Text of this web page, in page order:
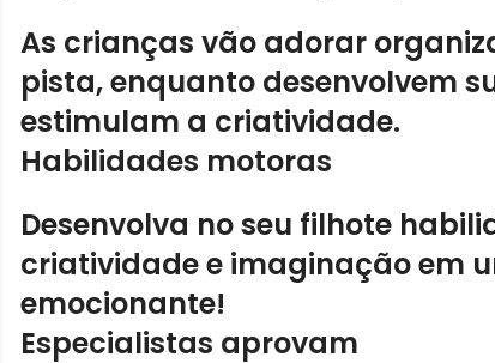
As crianças vão adorar
pista, enquanto desenvolvem
estimulam a criatividade.
Habilidades motoras
Desenvolva no seu filhote
criatividade e imaginação em
emocionante!
Especialistas aprovam